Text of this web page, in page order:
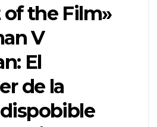
of the Film»
V
El
de la